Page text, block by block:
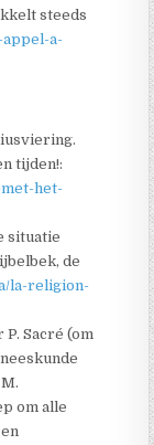
steeds
a-
tijden!:
het-
situatie
de
la-religion-
Sacré (om
om alle